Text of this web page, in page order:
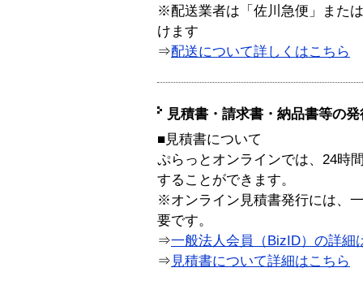
※配送業者は「佐川急便」また
けます
⇒配送について詳しくはこちら
見積書・請求書・納品書等の
■見積書について
ぷらっとオンラインでは、24時
することができます。
※オンライン見積書発行には、
要です。
⇒一般法人会員（BizID）の詳細
⇒ 見積書について詳細はこちら